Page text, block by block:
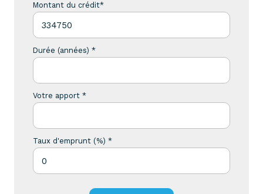
Montant du crédit*
Durée (années) *
Votre apport *
Taux d'emprunt (%) *